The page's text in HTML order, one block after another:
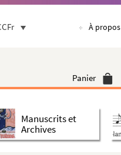
À propos
Panier
Manuscrits et
Archives